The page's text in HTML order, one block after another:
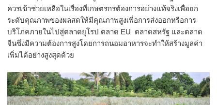
ควรเข้าช่วยเหลือในเรื่องที่เกษตรกรต้องการอย่างแท้จริงเพื่อยก
ระดับคุณภาพของผลสดให้มีคุณภาพสูงเพื่อการส่งออกหรือการ
บริโภคภายในไปสู่ตลาดยุโรป ตลาด EU ตลาดสหรัฐ และตลาด
จีนซึ่งมีความต้องการสูงโดยการถนอมอาหารจะทำให้สร้างมูลค่า
เพิ่มได้อย่างสูงสุดด้วย